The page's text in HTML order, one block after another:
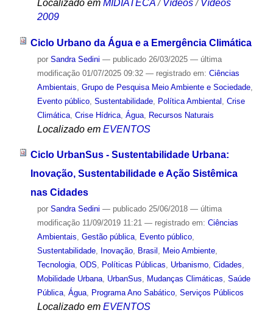
Localizado em MIDIATECA /Vídeos /Vídeos
2009
Ciclo Urbano da Água e a Emergência Climática
por Sandra Sedini — publicado26/03/2025 — última
modificação01/07/2025 09:32 — registrado em: Ciências
Ambientais Grupo de Pesquisa Meio Ambiente e Sociedade,
Evento público, Sustentabilidade, Política Ambiental Crise
Climática, Crise Hídrica, Água, Recursos Naturais
Localizado em EVENTOS
Ciclo UrbanSus - Sustentabilidade Urbana:
Inovação, Sustentabilidade e Ação Sistêmica
nas Cidades
por Sandra Sedini — publicado25/06/2018 — última
modificação11/09/2019 11:21 — registrado em: Ciências
Ambientais, Gestão pública, Evento público,
Sustentabilidade, Inovação, Brasil , Meio Ambiente,
Tecnologia, ODS, Políticas Públicas, Urbanismo, Cidades,
Mobilidade Urbana, UrbanSus, Mudanças Climáticas, Saúde
Pública, Água, Programa Ano Sabático, Serviços Públicos
Localizado em EVENTOS